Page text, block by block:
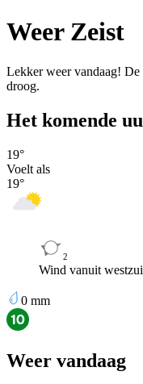
Weer Zeist
Lekker weer vandaag!
droog.
Het komende
19°
Voelt als
19°
2
Wind vanuit
0 mm
Weer vandaag